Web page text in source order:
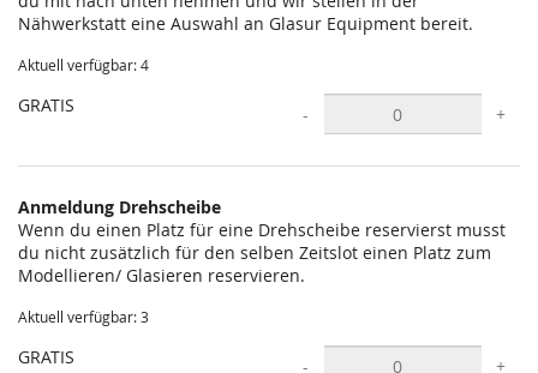
Nähwerkstatt eine Auswahl an Glasur Equipment bereit.
Aktuell verfügbar: 4
GRATIS - +
Anmeldung Drehscheibe
Wenn du einen Platz für eine Drehscheibe reservierst musst
du nicht zusätzlich für den selben Zeitslot einen Platz zum
Modellieren/ Glasieren reservieren.
Aktuell verfügbar: 3
GRATIS - +